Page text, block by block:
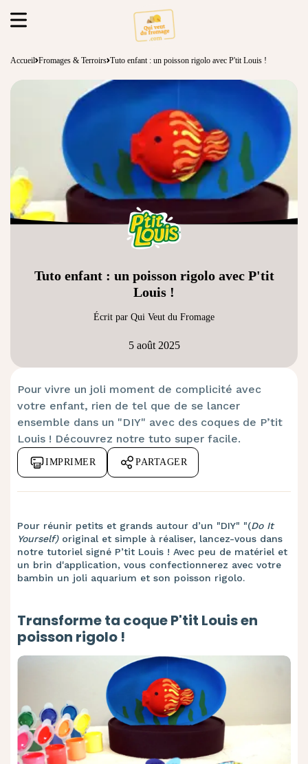
Accueil Fromages & Terroirs Tuto enfant : un poisson rigolo avec P'tit Louis !
Tuto enfant : un poisson rigolo avec P'tit
Louis !
Écrit par Qui Veut du Fromage
5 août 2025
Pour vivre un joli moment de complicité avec
votre enfant, rien de tel que de se lancer
ensemble dans un "DIY" avec des coques de P’tit
Louis ! Découvrez notre tuto super facile.
IMPRIMER PARTAGER
Pour réunir petits et grands autour d’un "DIY" "(Do It
Yourself) original et simple à réaliser, lancez-vous dans
notre tutoriel signé P’tit Louis ! Avec peu de matériel et
un brin d'application, vous confectionnerez avec votre
bambin un joli aquarium et son poisson rigolo.
Transforme ta coque P'tit Louis en
poisson rigolo !